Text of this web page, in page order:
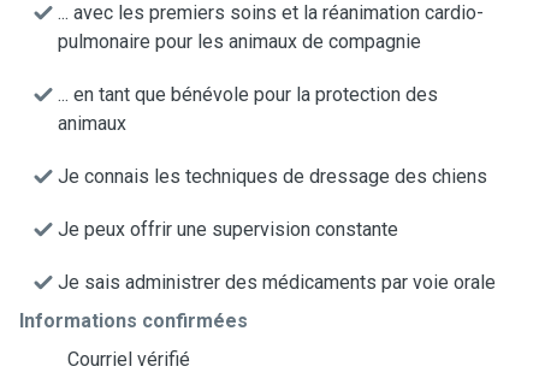
... avec les premiers soins et la réanimation cardio-
pulmonaire pour les animaux de compagnie
... en tant que bénévole pour la protection des
animaux
Je connais les techniques de dressage des chiens
Je peux offrir une supervision constante
Je sais administrer des médicaments par voie orale
Informations confirmées
Courriel vérifié